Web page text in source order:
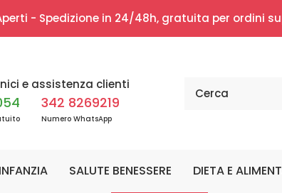
- Spedizione in 24/48h, gratuita per ordini
e assistenza clienti
342 8269219
Numero WhatsApp
SALUTE BENESSERE DIETA E